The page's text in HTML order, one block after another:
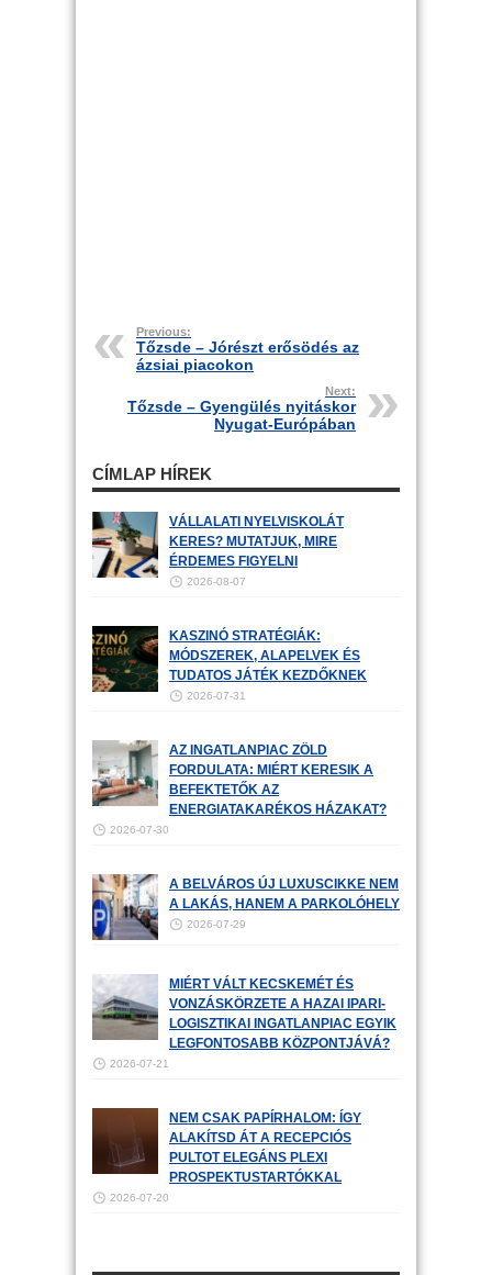
Previous:
Tőzsde – Jórészt erősödés az
ázsiai piacokon
Next:
Tőzsde – Gyengülés nyitáskor
Nyugat-Európában
CÍMLAP HÍREK
VÁLLALATI NYELVISKOLÁT
KERES? MUTATJUK, MIRE
ÉRDEMES FIGYELNI
2026-08-07
KASZINÓ STRATÉGIÁK:
MÓDSZEREK, ALAPELVEK ÉS
TUDATOS JÁTÉK KEZDŐKNEK
2026-07-31
AZ INGATLANPIAC ZÖLD
FORDULATA: MIÉRT KERESIK A
BEFEKTETŐK AZ
ENERGIATAKARÉKOS HÁZAKAT?
2026-07-30
A BELVÁROS ÚJ LUXUSCIKKE NEM
A LAKÁS, HANEM A PARKOLÓHELY
2026-07-29
MIÉRT VÁLT KECSKEMÉT ÉS
VONZÁSKÖRZETE A HAZAI IPARI-
LOGISZTIKAI INGATLANPIAC EGYIK
LEGFONTOSABB KÖZPONTJÁVÁ?
2026-07-21
NEM CSAK PAPÍRHALOM: ÍGY
ALAKÍTSD ÁT A RECEPCIÓS
PULTOT ELEGÁNS PLEXI
PROSPEKTUSTARTÓKKAL
2026-07-20